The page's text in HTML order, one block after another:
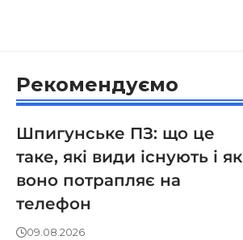
Рекомендуємо
Шпигунське ПЗ: що це
таке, які види існують і як
воно потрапляє на
телефон
09.08.2026